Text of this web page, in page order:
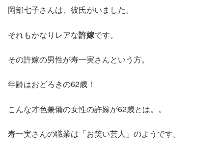
岡部七子さんは、彼氏がいました。
それもかなりレアな許嫁です。
その許嫁の男性が寿一実さんという方。
年齢はおどろきの62歳！
こんな才色兼備の女性の許嫁が62歳とは。。
寿一実さんの職業は「お笑い芸人」のようです。